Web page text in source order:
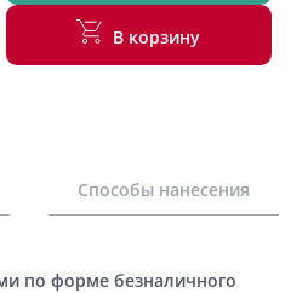
В корзину
Способы нанесения
по форме безналичного